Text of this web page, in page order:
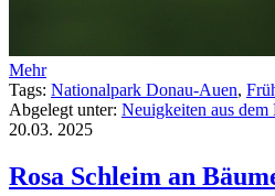
Mehr
Tags: Nationalpark Donau-Auen,
Abgelegt unter: Neuigkeiten aus
20.03. 2025
Rosa Schleim an